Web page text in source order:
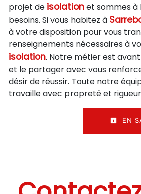
projet de isolationet sommes à
besoins. Si vous habitez à
à votre disposition pour vous
renseignements nécessaires à
isolation. Notre métier est
et le partager avec vous
désir de réussir. Toute notre
travaille avec propreté et
EN